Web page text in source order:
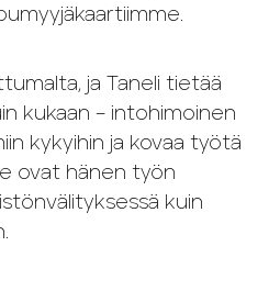
ja Taneli tietää
kukaan – intohimoinen
kykyihin ja kovaa työtä
ovat hänen työn
kuin